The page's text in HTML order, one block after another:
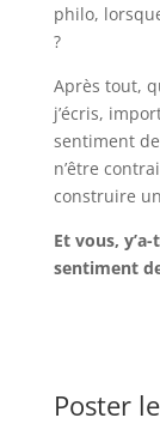
philo,
?
Après tout,
j’écris,
sentiment
n’être
construire
Et vous,
sentiment
Poster